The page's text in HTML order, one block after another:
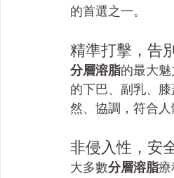
的首選之一。
精準打擊，告
分層溶脂的最大
的下巴、副乳、
然、協調，符合人
非侵入性，安
大多數分層溶脂療